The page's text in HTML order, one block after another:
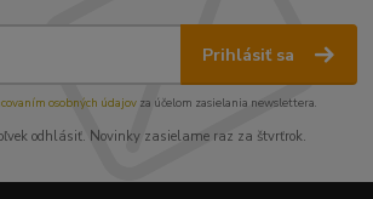
Prihlásiť sa
osobných údajov za účelom zasielania newslettera.
odhlásiť. Novinky zasielame raz za štvrťrok.